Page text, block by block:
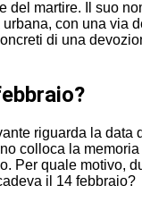
del martire. Il suo
con una via
di una
riguarda la data
colloca la
Per quale motivo,
il 14 febbraio?